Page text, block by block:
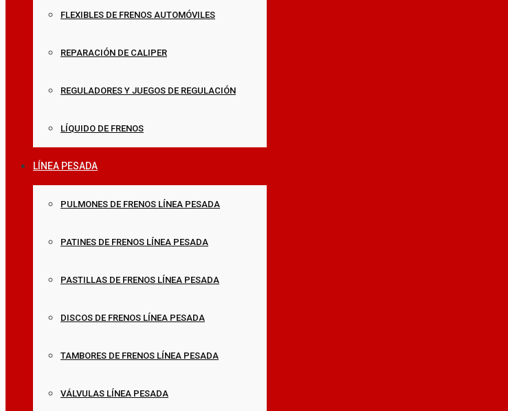
FLEXIBLES DE FRENOS AUTOMÓVILES
REPARACIÓN DE CALIPER
REGULADORES Y JUEGOS DE REGULACIÓN
LÍQUIDO DE FRENOS
LÍNEA PESADA
PULMONES DE FRENOS LÍNEA PESADA
PATINES DE FRENOS LÍNEA PESADA
PASTILLAS DE FRENOS LÍNEA PESADA
DISCOS DE FRENOS LÍNEA PESADA
TAMBORES DE FRENOS LÍNEA PESADA
VÁLVULAS LÍNEA PESADA